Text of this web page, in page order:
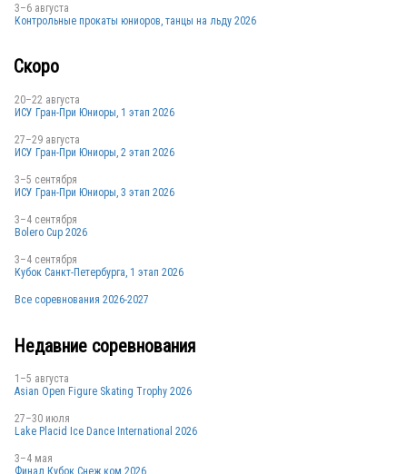
3–6 августа
Контрольные прокаты юниоров, танцы на льду 2026
Скоро
20–22 августа
ИСУ Гран-При Юниоры, 1 этап 2026
27–29 августа
ИСУ Гран-При Юниоры, 2 этап 2026
3–5 сентября
ИСУ Гран-При Юниоры, 3 этап 2026
3–4 сентября
Bolero Cup 2026
3–4 сентября
Кубок Санкт-Петербурга, 1 этап 2026
Все соревнования 2026-2027
Недавние соревнования
1–5 августа
Asian Open Figure Skating Trophy 2026
27–30 июля
Lake Placid Ice Dance International 2026
3–4 мая
Финал Кубок Снеж.ком 2026